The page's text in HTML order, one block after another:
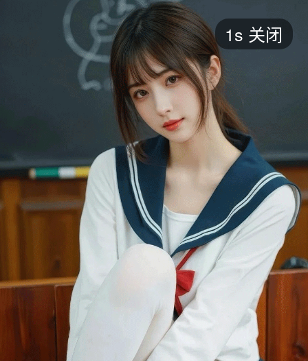
短剧
最热 添加 评分
都市 甜宠 逆袭 玄幻
2025 2024 2023 2022
全部 大陆 香港 台湾 美国 韩国 日本
1s 关闭